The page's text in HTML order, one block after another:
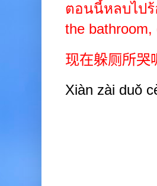
ตอนนี้หลบไป
the bathroom,
现在躲厕所哭
Xiàn zài duǒ